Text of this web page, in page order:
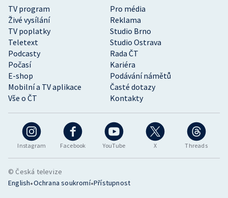
Instagram Facebook YouTube X Threads
TV program
Pro média
Živé vysílání
Reklama
TV poplatky
Studio Brno
Teletext
Studio Ostrava
Podcasty
Rada ČT
Počasí
Kariéra
E-shop
Podávání námětů
Mobilní a TV aplikace
Časté dotazy
Vše o ČT
Kontakty
© Česká televize
English•Ochrana soukromí•Přístupnost